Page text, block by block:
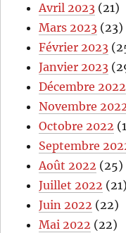
Avril 2023 (21)
Mars 2023 (23)
Février 2023
Janvier 2023
Décembre 2022
Novembre
Octobre 2022
Septembre
Août 2022 (25)
Juillet 2022 (21)
Juin 2022 (22)
Mai 2022 (22)